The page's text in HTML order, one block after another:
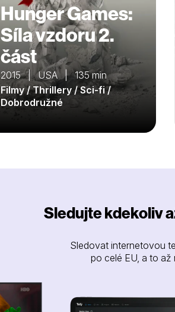
Hunger Games:
Síla vzdoru 2.
část
2015 | USA | 135 min
Filmy / Thrillery / Sci-fi /
Dobrodružné
Sledujte kdekoliv
Sledovat internetovou
po celé EU, a to až